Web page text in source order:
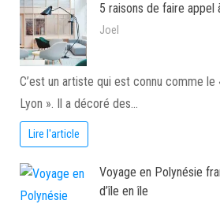
5 raisons de faire appel
Joel
C’est un artiste qui est connu comme
Lyon ». Il a décoré des…
Lire l'article
Voyage en Polynésie
d’île en île